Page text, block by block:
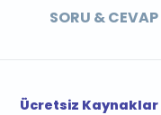
SORU & CEVAP
Ücretsiz Kaynaklar